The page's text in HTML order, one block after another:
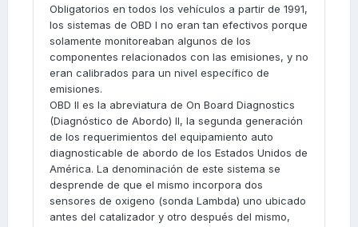
Obligatorios en todos los vehículos a partir de 1991,
los sistemas de OBD I no eran tan efectivos porque
solamente monitoreaban algunos de los
componentes relacionados con las emisiones, y no
eran calibrados para un nivel específico de
emisiones.
OBD II es la abreviatura de On Board Diagnostics
(Diagnóstico de Abordo) II, la segunda generación
de los requerimientos del equipamiento auto
diagnosticable de abordo de los Estados Unidos de
América. La denominación de este sistema se
desprende de que el mismo incorpora dos
sensores de oxigeno (sonda Lambda) uno ubicado
antes del catalizador y otro después del mismo,